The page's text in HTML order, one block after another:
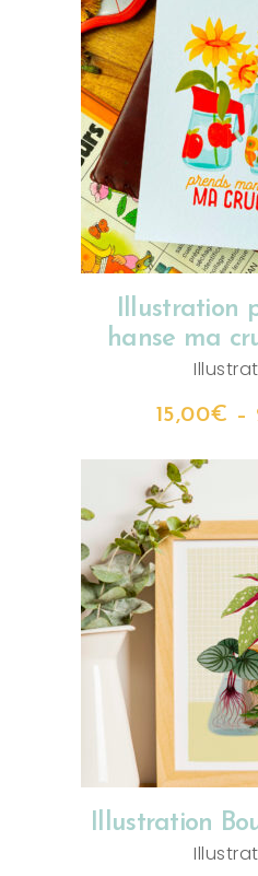
CHOIX DES
Illustration
hanse ma
15,00€ –
CHOIX DES
Illustration